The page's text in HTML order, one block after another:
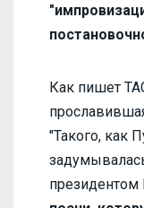
Как пишет
"Такого, как
президентом